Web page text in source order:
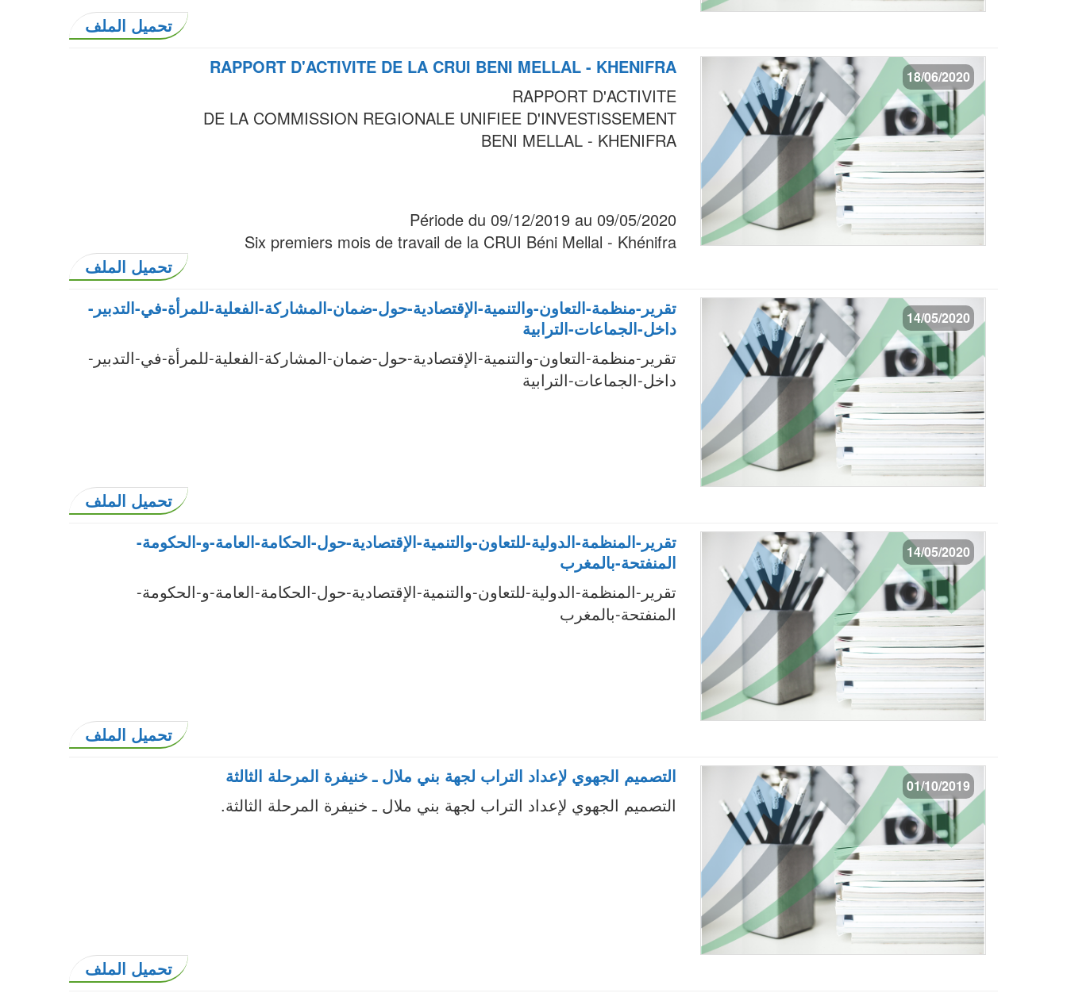
تحميل الملف
18/06/2020
RAPPORT D'ACTIVITE DE LA CRUI BENI MELLAL - KHENIFRA
RAPPORT D'ACTIVITE
DE LA COMMISSION REGIONALE UNIFIEE D'INVESTISSEMENT
BENI MELLAL - KHENIFRA
Période du 09/12/2019 au 09/05/2020
Six premiers mois de travail de la CRUI Béni Mellal - Khénifra
تحميل الملف
14/05/2020
تقرير-منظمة-التعاون-والتنمية-الإقتصادية-حول-ضمان-المشاركة-الفعلية-للمرأة-في-التدبير-
داخل-الجماعات-الترابية
تقرير-منظمة-التعاون-والتنمية-الإقتصادية-حول-ضمان-المشاركة-الفعلية-للمرأة-في-التدبير-
داخل-الجماعات-الترابية
تحميل الملف
14/05/2020
تقرير-المنظمة-الدولية-للتعاون-والتنمية-الإقتصادية-حول-الحكامة-العامة-و-الحكومة-
المنفتحة-بالمغرب
تقرير-المنظمة-الدولية-للتعاون-والتنمية-الإقتصادية-حول-الحكامة-العامة-و-الحكومة-
المنفتحة-بالمغرب
تحميل الملف
01/10/2019
التصميم الجهوي لإعداد التراب لجهة بني ملال ـ خنيفرة المرحلة الثالثة
التصميم الجهوي لإعداد التراب لجهة بني ملال ـ خنيفرة المرحلة الثالثة.
تحميل الملف